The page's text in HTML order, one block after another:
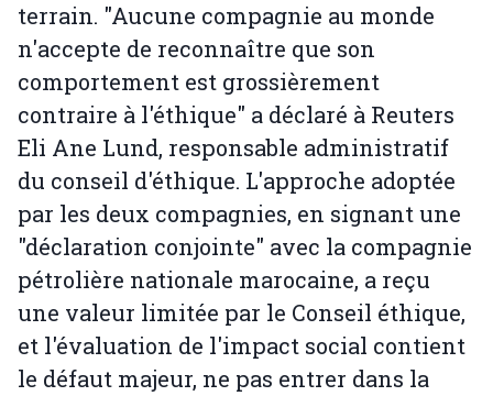
terrain. "Aucune compagnie au monde
n'accepte de reconnaître que son
comportement est grossièrement
contraire à l'éthique" a déclaré à Reuters
Eli Ane Lund, responsable administratif
du conseil d'éthique. L'approche adoptée
par les deux compagnies, en signant une
"déclaration conjointe" avec la compagnie
pétrolière nationale marocaine, a reçu
une valeur limitée par le Conseil éthique,
et l'évaluation de l'impact social contient
le défaut majeur, ne pas entrer dans la